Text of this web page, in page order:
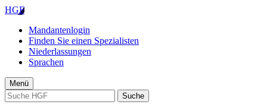
HGF
Mandantenlogin
Finden Sie einen Spezialisten
Niederlassungen
Sprachen
Menü
Suche